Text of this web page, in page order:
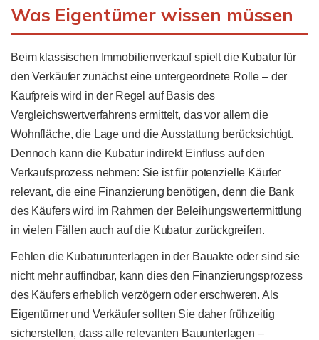
Was Eigentümer wissen müssen
Beim klassischen Immobilienverkauf spielt die Kubatur für
den Verkäufer zunächst eine untergeordnete Rolle – der
Kaufpreis wird in der Regel auf Basis des
Vergleichswertverfahrens ermittelt, das vor allem die
Wohnfläche, die Lage und die Ausstattung berücksichtigt.
Dennoch kann die Kubatur indirekt Einfluss auf den
Verkaufsprozess nehmen: Sie ist für potenzielle Käufer
relevant, die eine Finanzierung benötigen, denn die Bank
des Käufers wird im Rahmen der Beleihungswertermittlung
in vielen Fällen auch auf die Kubatur zurückgreifen.
Fehlen die Kubaturunterlagen in der Bauakte oder sind sie
nicht mehr auffindbar, kann dies den Finanzierungsprozess
des Käufers erheblich verzögern oder erschweren. Als
Eigentümer und Verkäufer sollten Sie daher frühzeitig
sicherstellen, dass alle relevanten Bauunterlagen –